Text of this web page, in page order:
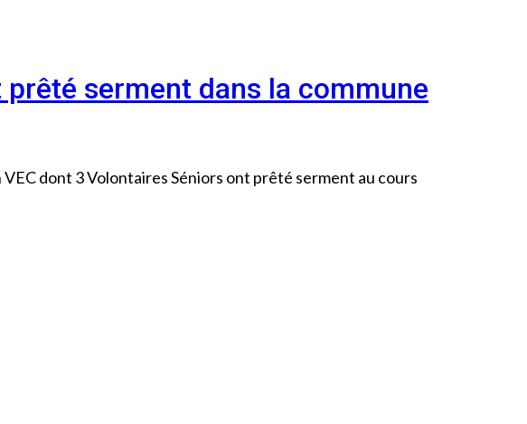
serment dans la commune
dont 3 Volontaires Séniors ont prêté serment au cours